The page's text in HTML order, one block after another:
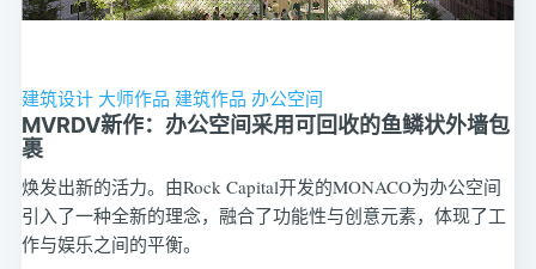
建筑设计 大师作品 建筑作品 办公空间
MVRDV新作：办公空间采用可回收的鱼鳞状外墙包
裹
焕发出新的活力。由Rock Capital开发的MONACO为办公空间
引入了一种全新的理念，融合了功能性与创意元素，体现了工
作与娱乐之间的平衡。